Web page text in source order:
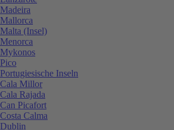
Madeira
Mallorca
Malta (Insel)
Menorca
Mykonos
Pico
Portugiesische Inseln
Cala Millor
Cala Rajada
Can Picafort
Costa Calma
Dublin